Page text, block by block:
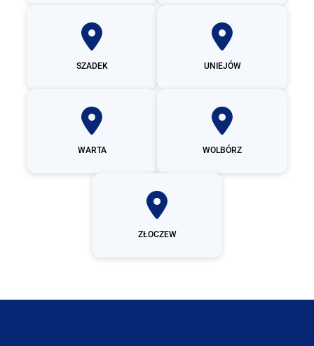
SZADEK UNIEJÓW
WARTA WOLBÓRZ
ZŁOCZEW